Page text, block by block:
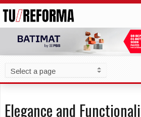
Elegance and